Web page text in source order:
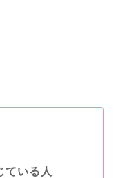
ている人